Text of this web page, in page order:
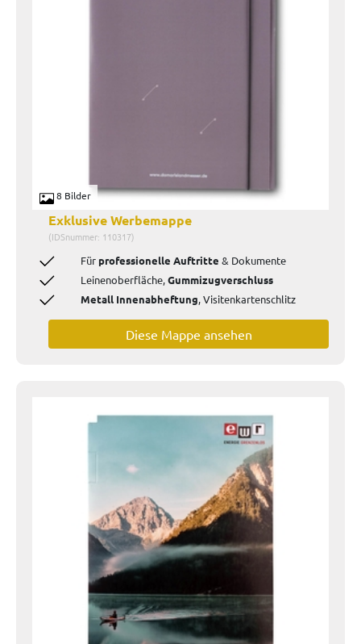
8 Bilder
Exklusive Werbemappe
(IDSnummer: 110317)
Für professionelle Auftritte & Dokumente
Leinenoberfläche,Gummizugverschluss
Metall Innenabheftung, Visitenkartenschlitz
Diese Mappe ansehen